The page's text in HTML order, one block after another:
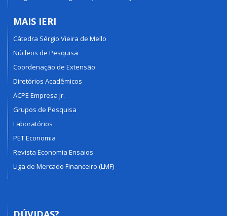
MAIS IERI
Cátedra Sérgio Vieira de Mello
Núcleos de Pesquisa
Coordenação de Extensão
Diretórios Acadêmicos
ACPE Empresa Jr.
Grupos de Pesquisa
Laboratórios
PET Economia
Revista Economia Ensaios
Liga de Mercado Financeiro (LMF)